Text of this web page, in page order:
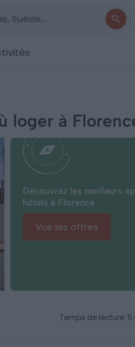
loger à
Découvrez les meilleurs
hôtels à Florence
Voir les offres
Temps de lecture: